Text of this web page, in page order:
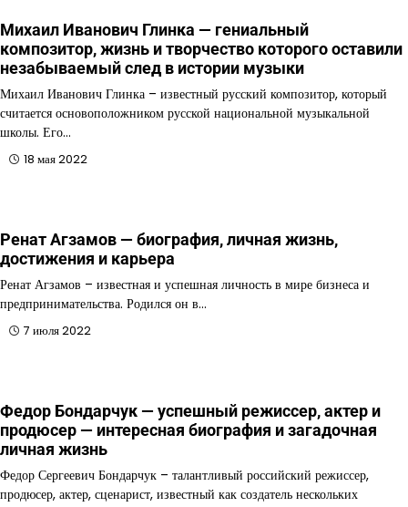
Михаил Иванович Глинка — гениальный
композитор, жизнь и творчество которого оставили
незабываемый след в истории музыки
Михаил Иванович Глинка – известный русский композитор, который
считается основоположником русской национальной музыкальной
школы. Его…
18 мая 2022
Ренат Агзамов — биография, личная жизнь,
достижения и карьера
Ренат Агзамов – известная и успешная личность в мире бизнеса и
предпринимательства. Родился он в…
7 июля 2022
Федор Бондарчук — успешный режиссер, актер и
продюсер — интересная биография и загадочная
личная жизнь
Федор Сергеевич Бондарчук – талантливый российский режиссер,
продюсер, актер, сценарист, известный как создатель нескольких